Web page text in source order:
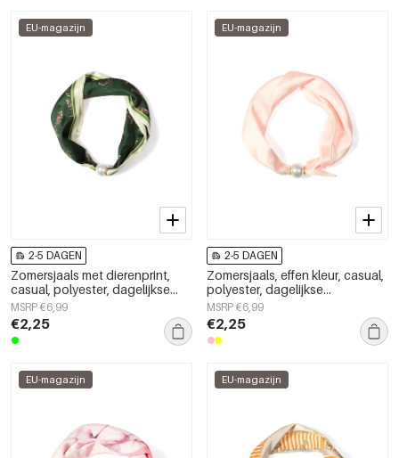
EU-magazijn
2-5 DAGEN
Zomersjaals met dierenprint,
casual, polyester, dagelijkse
accessoires
MSRP €6,99
€2,25
EU-magazijn
2-5 DAGEN
Zomersjaals, effen kleur, casual,
polyester, dagelijkse
accessoires
MSRP €6,99
€2,25
EU-magazijn EU-magazijn